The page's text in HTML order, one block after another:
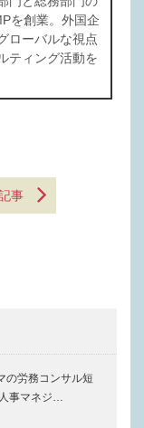
を創業。外国企
ローバルな視点
ティング活動を
事
の労務コンサル短
事マネジ…